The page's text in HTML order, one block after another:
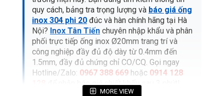
quy cách, bảng tra trọng lượng và báo giá ống
inox 304 phi 20 đúc và hàn chính hãng tại Hà
Nội? Inox Tân Tiến chuyên nhập khẩu và phân
phối trực tiếp ống inox Ø20mm trang trí và
công nghiệp đầy đủ độ dày từ 0.4mm đến
1.5mm, đầy đủ chứng chỉ CO/CQ. Gọi ngay
Hotline/Zalo: 0967 388 669 hoặc 0914 128
để nhận báo giá chiết khấu sau 3 phút!
MORE VIEW